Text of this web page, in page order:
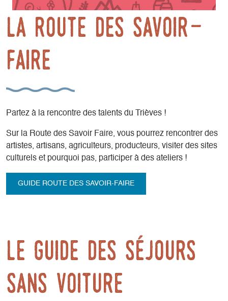
La Route des Savoir-
Faire
Partez à la rencontre des talents du Trièves !
Sur la Route des Savoir Faire, vous pourrez rencontrer des
artistes, artisans, agriculteurs, producteurs, visiter des sites
culturels et pourquoi pas, participer à des ateliers !
GUIDE ROUTE DES SAVOIR-FAIRE
Le guide des séjours
sans voiture